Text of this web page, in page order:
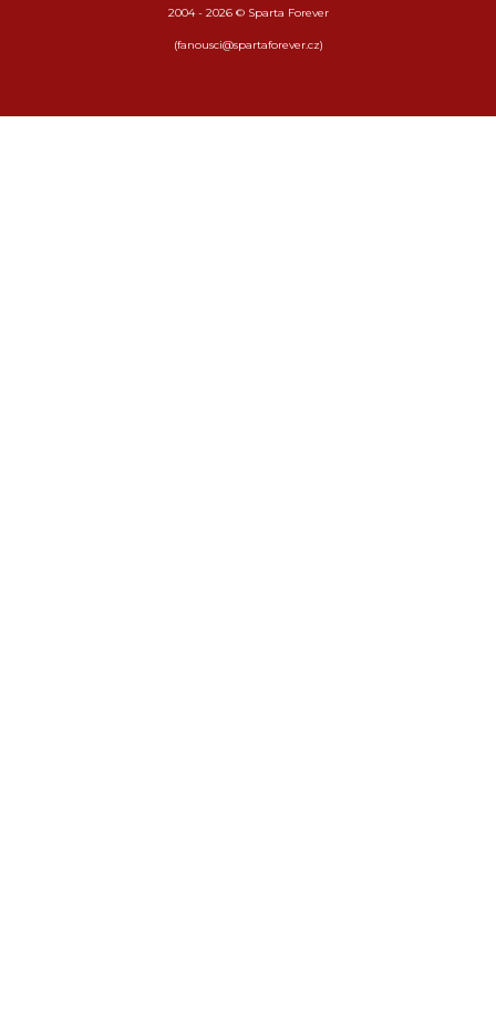
2004 - 2026 © Sparta Forever
(fanousci@spartaforever.cz)